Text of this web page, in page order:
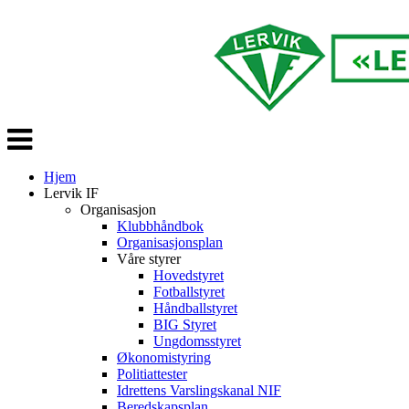
Veksle
navigasjon
Hjem
Lervik IF
Organisasjon
Klubbhåndbok
Organisasjonsplan
Våre styrer
Hovedstyret
Fotballstyret
Håndballstyret
BIG Styret
Ungdomsstyret
Økonomistyring
Politiattester
Idrettens Varslingskanal NIF